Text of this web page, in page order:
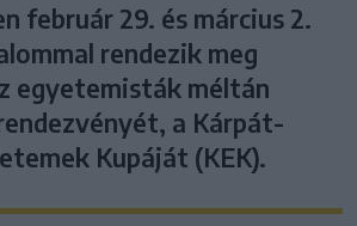
február 29. és március 2.
rendezik meg
egyetemisták méltán
a Kárpát-
Kupáját (KEK).